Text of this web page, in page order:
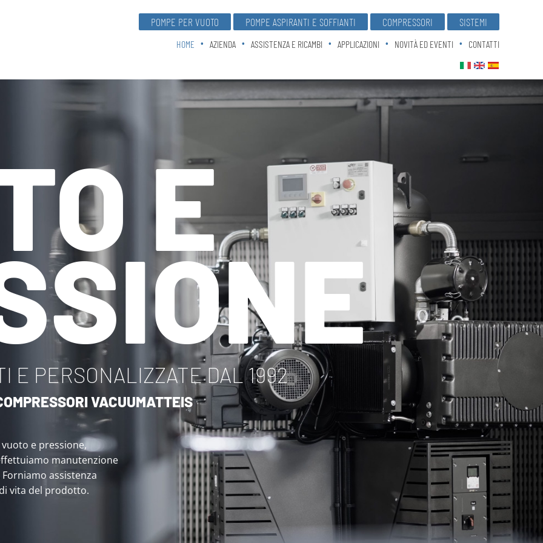
POMPE PER VUOTO POMPE ASPIRANTI E SOFFIANTI COMPRESSORI SISTEMI
HOME AZIENDA ASSISTENZA E RICAMBI APPLICAZIONI NOVITÀ ED EVENTI CONTATTI
E
E PERSONALIZZATE DAL 1992
VACUUMATTEIS
e pressione,
manutenzione
assistenza
vita del prodotto.